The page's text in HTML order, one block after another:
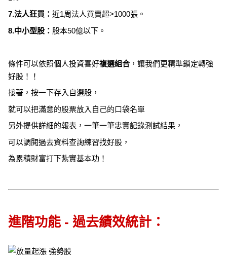
7.法人狂買： 近1周法人買賣超>1000張。
8.中小型股： 股本50億以下。
條件可以依照個人投資喜好複選組合 ，讓我們更精準鎖定轉強
好股！！
接著，按一下存入自選股，
就可以把滿意的股票放入自己的口袋名單
另外提供詳細的報表，一筆一筆忠實記錄測試結果，
可以調閱過去資料查詢練習找好股，
為累積財富打下紮實基本功！
進階功能 - 過去績效統計：